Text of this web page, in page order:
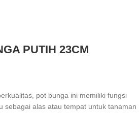
PUTIH 23CM
pot bunga ini memiliki fungsi
sebagai alas atau tempat untuk tanaman